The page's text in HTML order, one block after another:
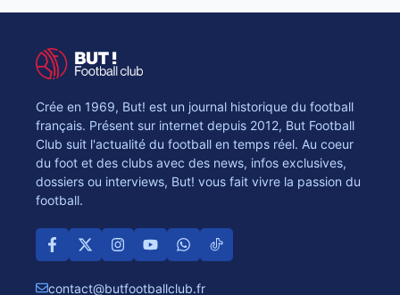
Crée en 1969, But! est un journal historique du football
français. Présent sur internet depuis 2012, But Football
Club suit l'actualité du football en temps réel. Au coeur
du foot et des clubs avec des news, infos exclusives,
dossiers ou interviews, But! vous fait vivre la passion du
football.
contact@butfootballclub.fr